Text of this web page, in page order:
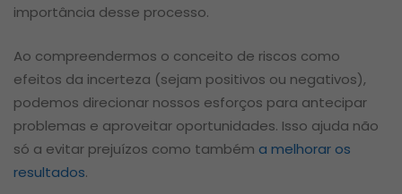
importância desse processo.
Ao compreendermos o conceito de riscos como
efeitos da incerteza (sejam positivos ou negativos),
podemos direcionar nossos esforços para antecipar
problemas e aproveitar oportunidades. Isso ajuda não
só a evitar prejuízos como também a melhorar os
resultados.